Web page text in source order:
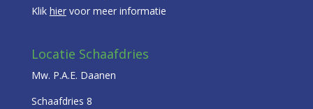
Klik hiervoor meer informatie
Locatie Schaafdries
Mw. P.A.E. Daanen
Schaafdries 8